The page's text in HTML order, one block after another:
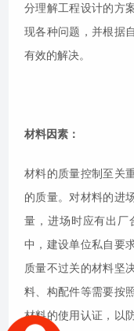
分理解工程设计的方
现各种问题，并根据
有效的解决。
材料因素：
材料的质量控制至关
的质量。对材料的进
量，进场时应有出厂
中，建设单位私自要
质量不过关的材料坚
料、构配件等需要按
材料的使用认证，以